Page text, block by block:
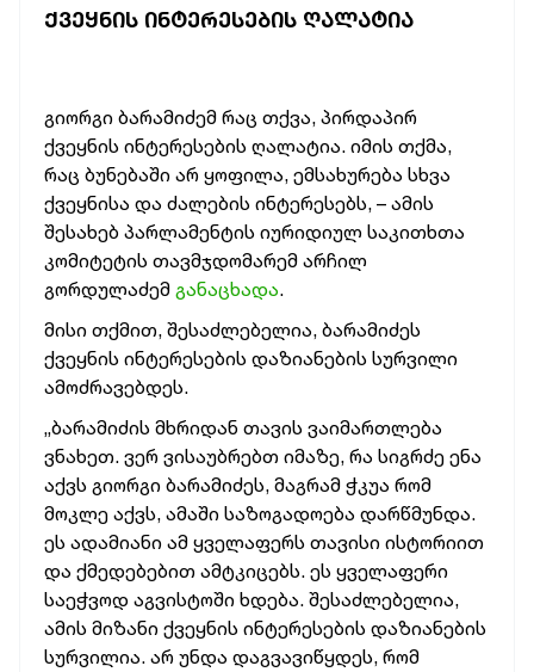
ᲥᲕᲔᲧᲜᲘᲡ ᲘᲜᲢᲔᲠᲔᲡᲔᲑᲘᲡ ᲦᲐᲚᲐᲢᲘᲐ
გიორგი ბარამიძემ რაც თქვა, პირდაპირ
ქვეყნის ინტერესების ღალატია. იმის თქმა,
რაც ბუნებაში არ ყოფილა, ემსახურება სხვა
ქვეყნისა და ძალების ინტერესებს, – ამის
შესახებ პარლამენტის იურიდიულ საკითხთა
კომიტეტის თავმჯდომარემ არჩილ
გორდულაძემ განაცხადა.
მისი თქმით, შესაძლებელია, ბარამიძეს
ქვეყნის ინტერესების დაზიანების სურვილი
ამოძრავებდეს.
„ბარამიძის მხრიდან თავის ვაიმართლება
ვნახეთ. ვერ ვისაუბრებთ იმაზე, რა სიგრძე ენა
აქვს გიორგი ბარამიძეს, მაგრამ ჭკუა რომ
მოკლე აქვს, ამაში საზოგადოება დარწმუნდა.
ეს ადამიანი ამ ყველაფერს თავისი ისტორიით
და ქმედებებით ამტკიცებს. ეს ყველაფერი
საეჭვოდ აგვისტოში ხდება. შესაძლებელია,
ამის მიზანი ქვეყნის ინტერესების დაზიანების
სურვილია. არ უნდა დაგვავიწყდეს, რომ